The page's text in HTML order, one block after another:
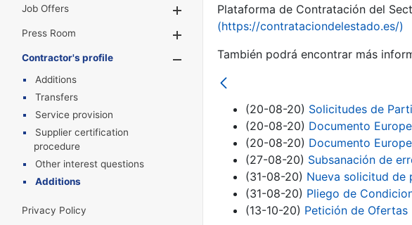
Job Offers
Show/Hide
Press Room
Show/Hide
Contractor's profile
Show/Hide
Additions
Transfers
Service provision
Supplier certification
procedure
Other interest questions
Additions
Privacy Policy
Plataforma de Contratación del
(https://contrataciondelestado.es/)
También podrá encontrar más
(20-08-20) Solicitudes de
(20-08-20) Documento
(20-08-20) Documento
(27-08-20) Subsanación de
(31-08-20) Nueva solicitud de
(31-08-20) Pliego de
(13-10-20) Petición de Ofertas